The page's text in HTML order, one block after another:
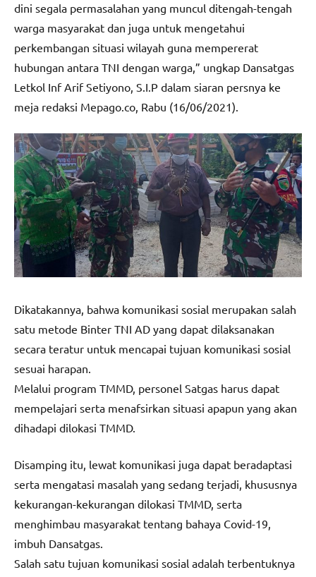
dini segala permasalahan yang muncul ditengah-tengah
warga masyarakat dan juga untuk mengetahui
perkembangan situasi wilayah guna mempererat
hubungan antara TNI dengan warga,” ungkap Dansatgas
Letkol Inf Arif Setiyono, S.I.P dalam siaran persnya ke
meja redaksi Mepago.co, Rabu (16/06/2021).
Dikatakannya, bahwa komunikasi sosial merupakan salah
satu metode Binter TNI AD yang dapat dilaksanakan
secara teratur untuk mencapai tujuan komunikasi sosial
sesuai harapan.
Melalui program TMMD, personel Satgas harus dapat
mempelajari serta menafsirkan situasi apapun yang akan
dihadapi dilokasi TMMD.
Disamping itu, lewat komunikasi juga dapat beradaptasi
serta mengatasi masalah yang sedang terjadi, khususnya
kekurangan-kekurangan dilokasi TMMD, serta
menghimbau masyarakat tentang bahaya Covid-19,
imbuh Dansatgas.
Salah satu tujuan komunikasi sosial adalah terbentuknya